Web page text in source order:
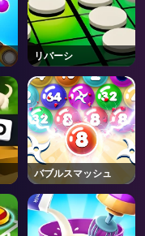
リバーシ
バブルスマッシュ